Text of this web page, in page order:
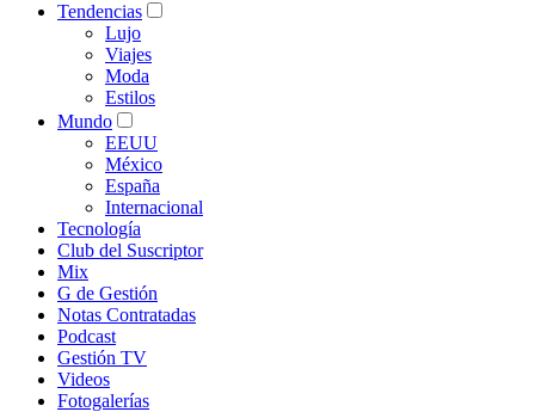
Tendencias
Lujo
Viajes
Moda
Estilos
Mundo
EEUU
México
España
Internacional
Tecnología
Club del Suscriptor
Mix
G de Gestión
Notas Contratadas
Podcast
Gestión TV
Videos
Fotogalerías